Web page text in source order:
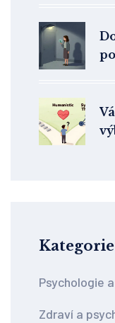
Kategorie
Psychologie
Zdraví a